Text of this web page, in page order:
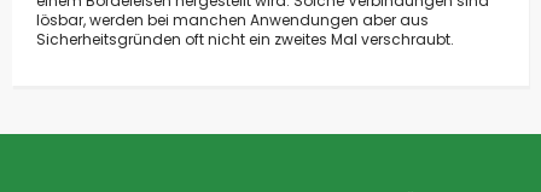
lösbar, werden bei manchen Anwendungen aber aus
Sicherheitsgründen oft nicht ein zweites Mal verschraubt.